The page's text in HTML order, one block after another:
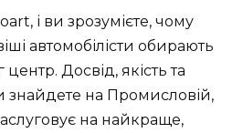
і ви зрозумієте, чому
автомобілісти обирають
Досвід, якість та
знайдете на Промисловій,
на найкраще,